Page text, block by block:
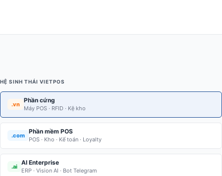
HỆ SINH THÁI VIETPOS
.vn
Phần cứng
Máy POS · RFID · Kệ kho
.com
Phần mềm POS
POS · Kho · Kế toán · Loyalty
.ai
AI Enterprise
ERP · Vision AI · Bot Telegram